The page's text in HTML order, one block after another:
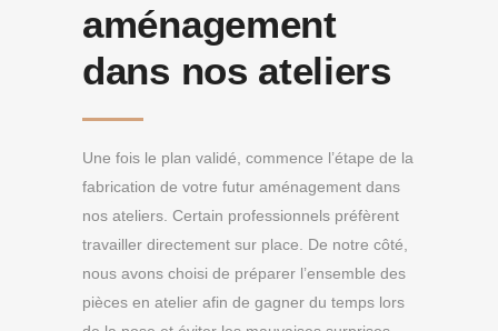
aménagement
dans nos ateliers
Une fois le plan validé, commence l’étape de la
fabrication de votre futur aménagement dans
nos ateliers. Certain professionnels préfèrent
travailler directement sur place. De notre côté,
nous avons choisi de préparer l’ensemble des
pièces en atelier afin de gagner du temps lors